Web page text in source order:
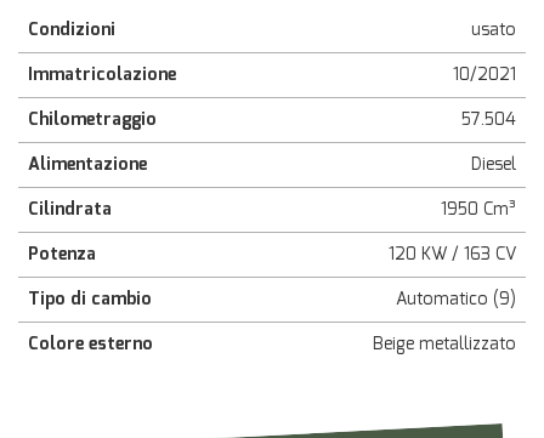
Condizioni
usato
Immatricolazione
10/2021
Chilometraggio
57.504
Alimentazione
Diesel
Cilindrata
1950 Cm³
Potenza
120 KW / 163 CV
Tipo di cambio
Automatico (9)
Colore esterno
Beige metallizzato
questi
strumenti
di
tracciamento
si
rimanda
alla
cookie
policy.
Puoi
rivedere
e
modificare
le